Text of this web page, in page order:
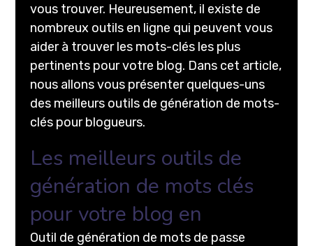
vous trouver. Heureusement, il existe de
nombreux outils en ligne qui peuvent vous
aider à trouver les mots-clés les plus
pertinents pour votre blog. Dans cet article,
nous allons vous présenter quelques-uns
des meilleurs outils de génération de mots-
clés pour blogueurs.
Les meilleurs outils de
génération de mots clés
pour votre blog en
Outil de génération de mots de passe